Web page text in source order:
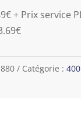
+ Prix service
Catégorie :